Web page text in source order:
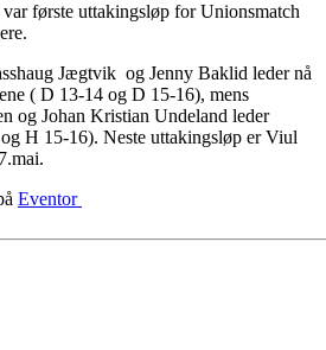
første uttakingsløp for Unionsmatch
Jægtvik og Jenny Baklid leder nå
( D 13-14 og D 15-16), mens
og Johan Kristian Undeland leder
H 15-16). Neste uttakingsløp erViul
Eventor